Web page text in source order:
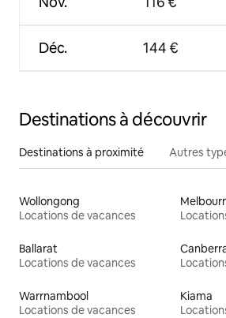
Déc. 144 €
Destinations à découvrir
Destinations à proximité Autres
Wollongong
Locations de vacances
Ballarat
Locations de vacances
Warrnambool
Locations de vacances
Kiama